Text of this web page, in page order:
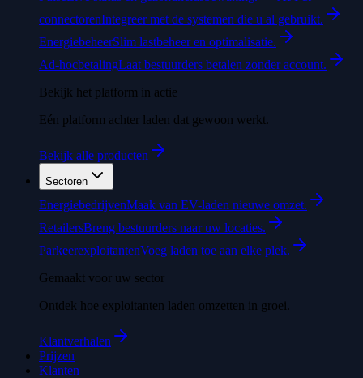
connectorenIntegreer met de systemen die u al gebruikt.
EnergiebeheerSlim lastbeheer en optimalisatie.
Ad-hocbetalingLaat bestuurders betalen zonder account.
Bekijk het platform in actie
Eén platform achter laden dat gewoon werkt.
Bekijk alle producten
Sectoren
EnergiebedrijvenMaak van EV-laden nieuwe omzet.
RetailersBreng bestuurders naar uw locaties.
ParkeerexploitantenVoeg laden toe aan elke plek.
Gemaakt voor uw sector
Ontdek hoe exploitanten laden omzetten in groei.
Klantverhalen
Prijzen
Klanten